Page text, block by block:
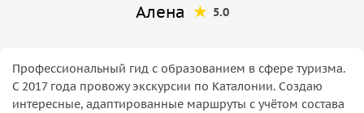
Алена 5.0
Профессиональный гид с образованием в сфере туризма.
С 2017 года провожу экскурсии по Каталонии. Создаю
интересные, адаптированные маршруты с учётом состава